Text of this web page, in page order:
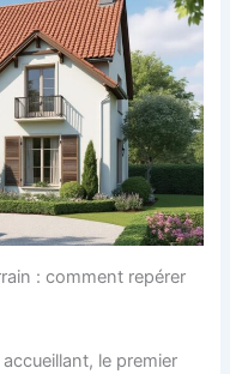
: comment repérer
le premier